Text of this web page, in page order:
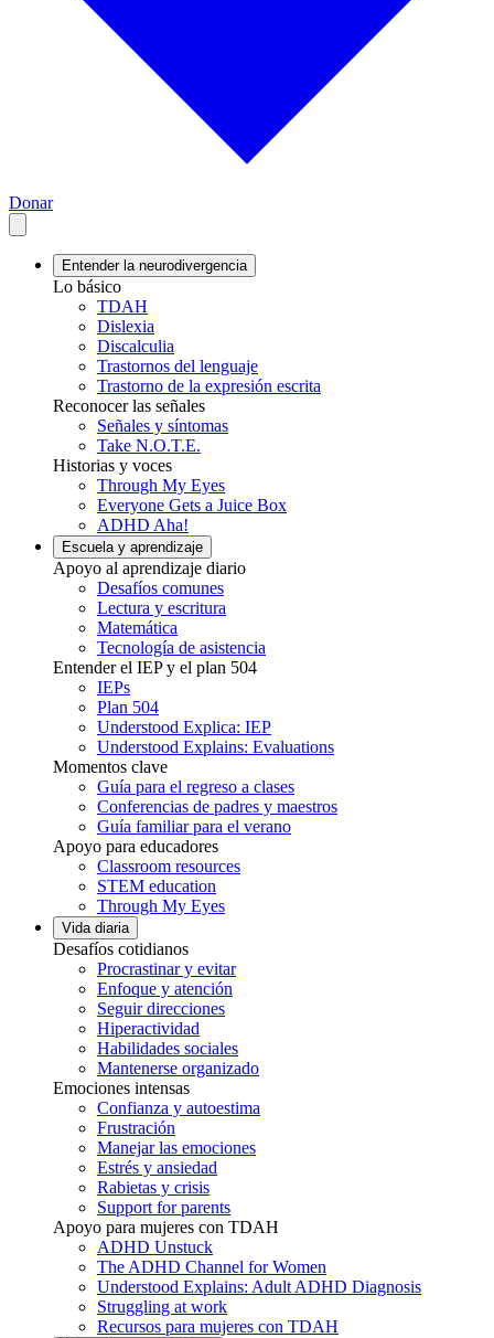
Donar
Entender la neurodivergencia
Lo básico
TDAH
Dislexia
Discalculia
Trastornos del lenguaje
Trastorno de la expresión escrita
Reconocer las señales
Señales y síntomas
Take N.O.T.E.
Historias y voces
Through My Eyes
Everyone Gets a Juice Box
ADHD Aha!
Escuela y aprendizaje
Apoyo al aprendizaje diario
Desafíos comunes
Lectura y escritura
Matemática
Tecnología de asistencia
Entender el IEP y el plan 504
IEPs
Plan 504
Understood Explica: IEP
Understood Explains: Evaluations
Momentos clave
Guía para el regreso a clases
Conferencias de padres y maestros
Guía familiar para el verano
Apoyo para educadores
Classroom resources
STEM education
Through My Eyes
Vida diaria
Desafíos cotidianos
Procrastinar y evitar
Enfoque y atención
Seguir direcciones
Hiperactividad
Habilidades sociales
Mantenerse organizado
Emociones intensas
Confianza y autoestima
Frustración
Manejar las emociones
Estrés y ansiedad
Rabietas y crisis
Support for parents
Apoyo para mujeres con TDAH
ADHD Unstuck
The ADHD Channel for Women
Understood Explains: Adult ADHD Diagnosis
Struggling at work
Recursos para mujeres con TDAH